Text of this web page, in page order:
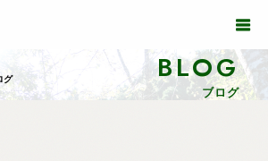
BLOG
ブログ
グ